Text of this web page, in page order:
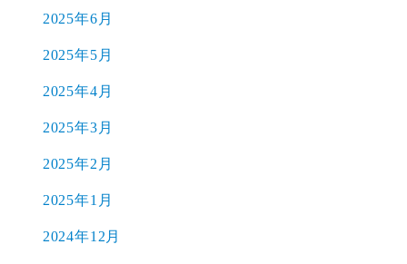
2025年6月
2025年5月
2025年4月
2025年3月
2025年2月
2025年1月
2024年12月